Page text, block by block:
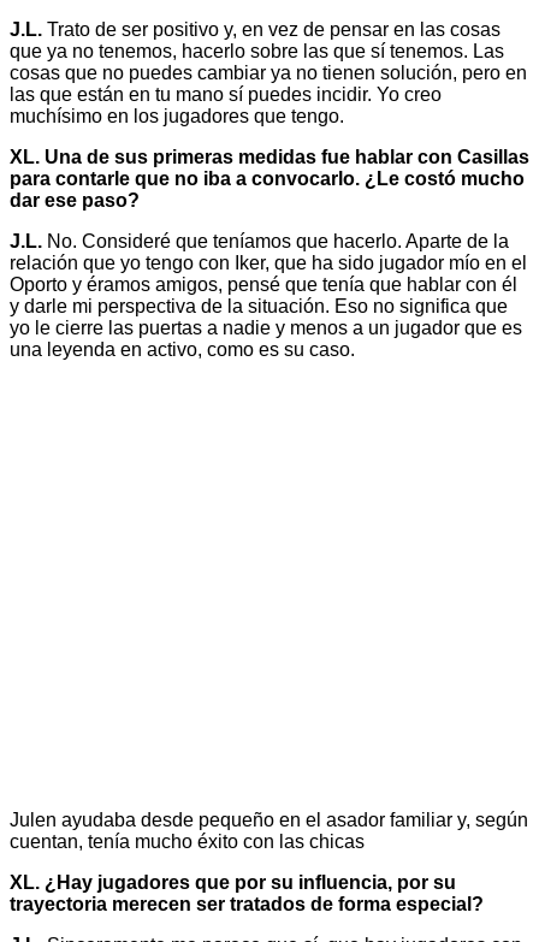
J.L. Trato de ser positivo y, en vez de pensar en las cosas
que ya no tenemos, hacerlo sobre las que sí tenemos. Las
cosas que no puedes cambiar ya no tienen solución, pero en
las que están en tu mano sí puedes incidir. Yo creo
muchísimo en los jugadores que tengo.
XL. Una de sus primeras medidas fue hablar con Casillas
para contarle que no iba a convocarlo. ¿Le costó mucho
dar ese paso?
J.L. No. Consideré que teníamos que hacerlo. Aparte de la
relación que yo tengo con Iker, que ha sido jugador mío en el
Oporto y éramos amigos, pensé que tenía que hablar con él
y darle mi perspectiva de la situación. Eso no significa que
yo le cierre las puertas a nadie y menos a un jugador que es
una leyenda en activo, como es su caso.
Julen ayudaba desde pequeño en el asador familiar y, según
cuentan, tenía mucho éxito con las chicas
XL. ¿Hay jugadores que por su influencia, por su
trayectoria merecen ser tratados de forma especial?